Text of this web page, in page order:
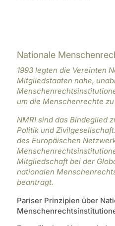
Nationale
1993 legten die Vereinten
Mitgliedstaaten nahe,
um die Menschenrechte
NMRI sind das Bindeglied
Politik und
des Europäischen
Mitgliedschaft bei der
nationalen
beantragt.
Pariser Prinzipien über